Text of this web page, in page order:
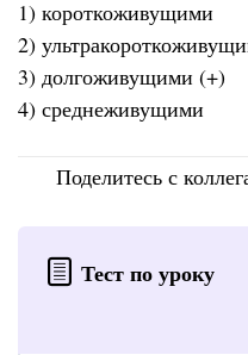
1) короткоживущими
2)
3) долгоживущими (+)
4) среднеживущими
Поделитесь с
Тест по уроку